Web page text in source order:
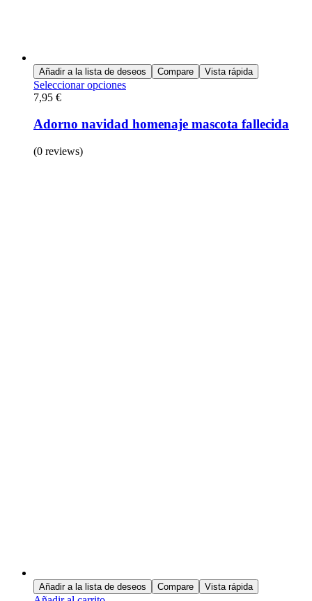
Añadir a la lista de deseos Compare Vista rápida
Seleccionar opciones
7,95 €
Adorno navidad homenaje mascota fallecida
(0 reviews)
Añadir a la lista de deseos Compare Vista rápida